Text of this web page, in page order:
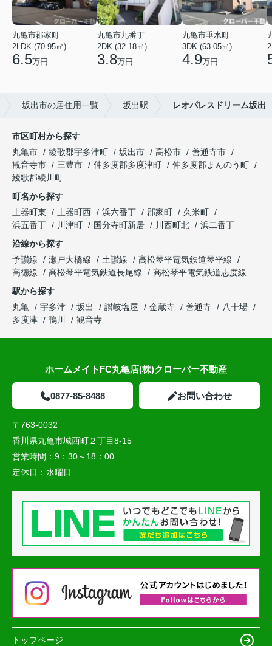
丸亀市郡家町
2LDK (70.95㎡)
6.5万円
丸亀市九番丁
2DK (32.18㎡)
3.8万円
丸亀市垂水町
3DK (63.05㎡)
4.9万円
坂出市の居住用一覧 坂出駅 レオパレスドリーム坂出
市区町村から探す
丸亀市
綾歌郡宇多津町 坂出市 高松市
善通寺市
観音寺市
三豊市 仲多度郡多度津町
仲多度郡まんのう町
綾歌郡綾川町
町名から探す
土器町東
土器町西 浜六番丁 郡家町
久米町
浜五番丁
川津町 国分寺町新居 川西町北
浜二番丁
沿線から探す
予讃線
瀬戸大橋線 土讃線
高松琴平電気鉄道琴平線
高徳線
高松琴平電気鉄道長尾線
高松琴平電気鉄道志度線
駅から探す
丸亀
宇多津 坂出 讃岐塩屋 金蔵寺 善通寺
八十場
多度津
鴨川 観音寺
ホームメイトFC丸亀店(株)クローバー不動産
0877-85-8488 お問い合わせ
〒763-0032
香川県丸亀市城西町２丁目8-15
営業時間： 9：30～18：00
定休日： 水曜日
トップページ